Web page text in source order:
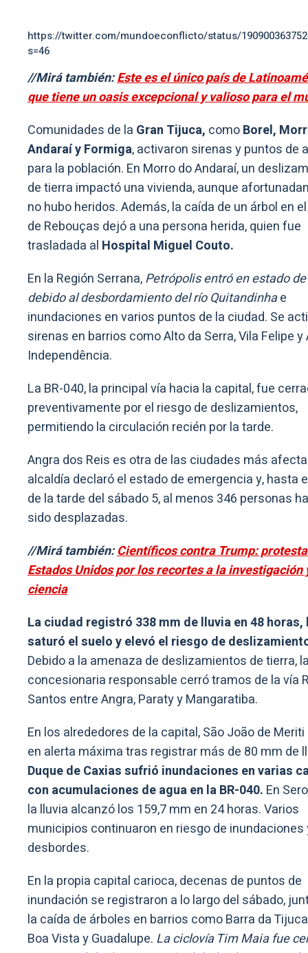
https://twitter.com/mundoeconflicto/status/
s=46
//Mirá también:Este es el único país de
que tiene un oasis excepcional y valioso para el
Comunidades de la Gran Tijuca, comoBorel,
Andaraí y Formiga, activaron sirenas y puntos de
para la población. En Morro do Andaraí, un
de tierra impactó una vivienda, aunque
no hubo heridos. Además, la caída de un árbol en
de Rebouças dejó a una persona herida, quien fue
trasladada al Hospital Miguel Couto.
En la Región Serrana,Petrópolis entró en estado
debido al desbordamiento del río Quitandinhae
inundaciones en varios puntos de la ciudad. Se
sirenas en barrios como Alto da Serra, Vila Felipe y
Independência.
La BR-040, la principal vía hacia la capital, fue
preventivamente por el riesgo de deslizamientos,
permitiendo la circulación recién por la tarde.
Angra dos Reis es otra de las ciudades más
alcaldía declaró el estado de emergencia y, hasta
de la tarde del sábado 5, al menos 346 personas
sido desplazadas.
//Mirá también:Científicos contra Trump:
Estados Unidos por los recortes a la investigación
ciencia
La ciudad registró 338 mm de lluvia en 48 horas,
saturó el suelo y elevó el riesgo de
Debido a la amenaza de deslizamientos de tierra,
concesionaria responsable cerró tramos de la vía
Santos entre Angra, Paraty y Mangaratiba.
En los alrededores de la capital, São João de
en alerta máxima tras registrar más de 80 mm de
Duque de Caxias sufrió inundaciones en varias
con acumulaciones de agua en la BR-040. En
la lluvia alcanzó los 159,7 mm en 24 horas. Varios
municipios continuaron en riesgo de inundaciones
desbordes.
En la propia capital carioca, decenas de puntos de
inundación se registraron a lo largo del sábado,
la caída de árboles en barrios como Barra da
Boa Vista y Guadalupe. La ciclovía Tim Maia fue